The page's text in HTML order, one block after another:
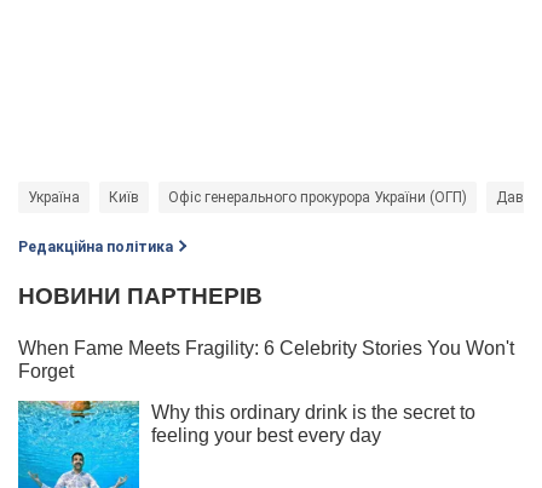
Україна Київ Офіс генерального прокурора України (ОГП) Давид
Редакційна політика